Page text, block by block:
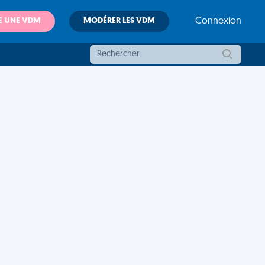
UNE VDM MODÉRER LES VDM Connexion